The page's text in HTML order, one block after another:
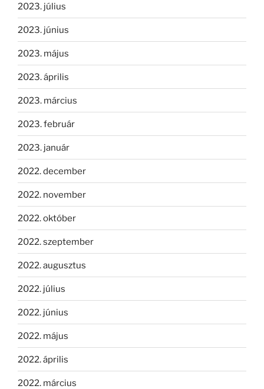
2023. július
2023. június
2023. május
2023. április
2023. március
2023. február
2023. január
2022. december
2022. november
2022. október
2022. szeptember
2022. augusztus
2022. július
2022. június
2022. május
2022. április
2022. március